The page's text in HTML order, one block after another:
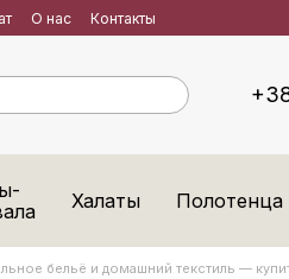
О нас Контакты
Халаты Полотенца
бельё и домашний текстиль —